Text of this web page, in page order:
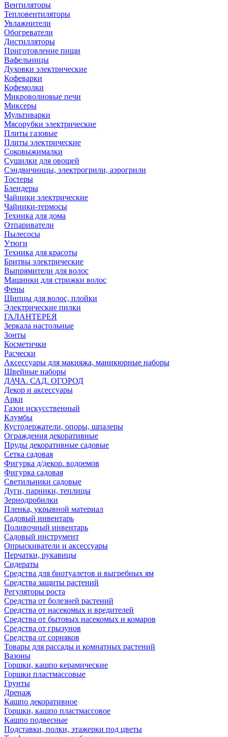
Вентиляторы
Тепловентиляторы
Увлажнители
Обогреватели
Дистилляторы
Приготовление пищи
Вафельницы
Духовки электрические
Кофеварки
Кофемолки
Микроволновые печи
Миксеры
Мультиварки
Мясорубки электрические
Плиты газовые
Плиты электрические
Соковыжималки
Сушилки для овощей
Сэндвичницы, электрогрили, аэрогрили
Тостеры
Блендеры
Чайники электрические
Чайники-термосы
Техника для дома
Отпариватели
Пылесосы
Утюги
Техника для красоты
Бритвы электрические
Выпрямители для волос
Машинки для стрижки волос
Фены
Щипцы для волос, плойки
Электрические пилки
ГАЛАНТЕРЕЯ
Зеркала настольные
Зонты
Косметички
Расчески
Аксессуары для макияжа, маникюрные наборы
Швейные наборы
ДАЧА. САД. ОГОРОД
Декор и аксессуары
Арки
Газон искусственный
Клумбы
Кустодержатели, опоры, шпалеры
Ограждения декоративные
Пруды декоративные садовые
Сетка садовая
Фигурка д/декор. водоемов
Фигурка садовая
Светильники садовые
Дуги, парники, теплицы
Зернодробилки
Пленка, укрывной материал
Садовый инвентарь
Поливочный инвентарь
Садовый инструмент
Опрыскиватели и аксессуары
Перчатки, рукавицы
Сидераты
Средства для биотуалетов и выгребных ям
Средства защиты растений
Регуляторы роста
Средства от болезней растений
Средства от насекомых и вредителей
Средства от бытовых насекомых и комаров
Средства от грызунов
Средства от сорняков
Товары для рассады и комнатных растений
Вазоны
Горшки, кашпо керамические
Горшки пластмассовые
Грунты
Дренаж
Кашпо декоративное
Горшки, кашпо пластмассовое
Кашпо подвесные
Подставки, полки, этажерки под цветы